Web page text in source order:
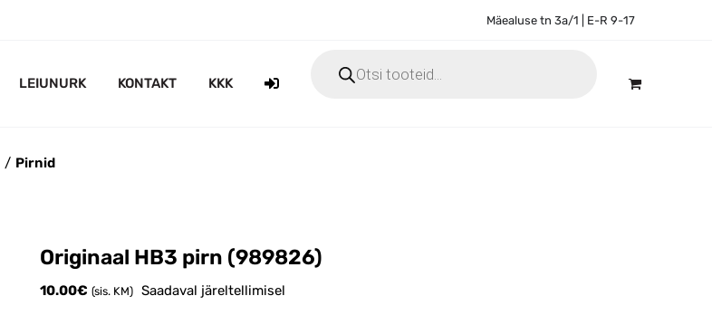
Mäealuse tn 3a/1 | E-R 9-17
LEIUNURK KONTAKT KKK
search
Pirnid
Originaal HB3 pirn (989826)
10.00€ (sis. KM) Saadaval järeltellimisel